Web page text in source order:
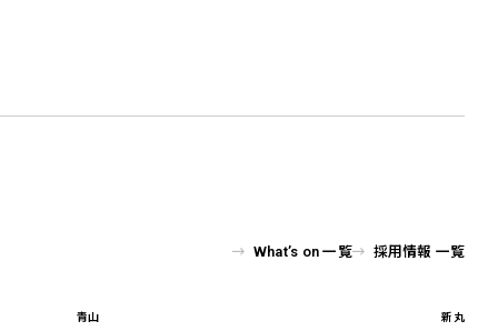
青山 新丸
What’s on 一覧 採用情報 一覧